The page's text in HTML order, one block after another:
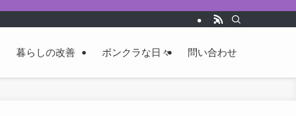
暮らしの改善 ボンクラな日々 問い合わせ